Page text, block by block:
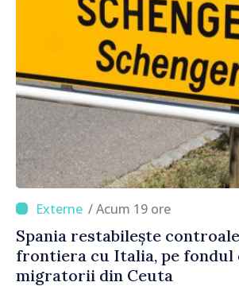
/ Acum 19 ore
Spania restabilește
frontiera cu Italia, pe fondul
migratorii din Ceuta